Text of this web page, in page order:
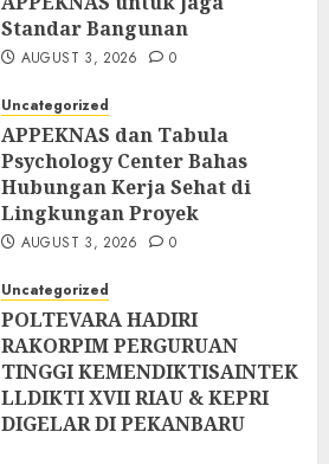
Standar Bangunan
AUGUST 3, 2026 0
Uncategorized
APPEKNAS dan Tabula
Psychology Center Bahas
Hubungan Kerja Sehat di
Lingkungan Proyek
AUGUST 3, 2026 0
Uncategorized
POLTEVARA HADIRI
RAKORPIM PERGURUAN
TINGGI KEMENDIKTISAINTEK
LLDIKTI XVII RIAU & KEPRI
DIGELAR DI PEKANBARU